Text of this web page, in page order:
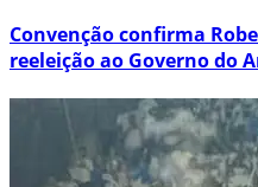
Convenção confirma
reeleição ao Governo do